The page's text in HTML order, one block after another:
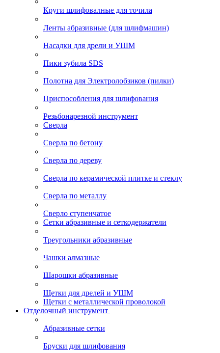
Круги шлифовалные для точила
Ленты абразивные (для шлифмашин)
Насадки для дрели и УШМ
Пики зубила SDS
Полотна для Электролобзиков (пилки)
Приспособления для шлифования
Резьбонарезной инструмент
Сверла
Сверла по бетону
Сверла по дереву
Сверла по керамической плитке и стеклу
Сверла по металлу
Сверло ступенчатое
Сетки абразивные и сеткодержатели
Треугольники абразивные
Чашки алмазные
Шарошки абразивные
Щетки для дрелей и УШМ
Щетки с металлической проволокой
Отделочный инструмент
Абразивные сетки
Бруски для шлифования